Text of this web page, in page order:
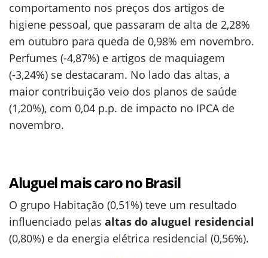
comportamento nos preços dos artigos de
higiene pessoal, que passaram de alta de 2,28%
em outubro para queda de 0,98% em novembro.
Perfumes (-4,87%) e artigos de maquiagem
(-3,24%) se destacaram. No lado das altas, a
maior contribuição veio dos planos de saúde
(1,20%), com 0,04 p.p. de impacto no IPCA de
novembro.
Aluguel mais caro no Brasil
O grupo Habitação (0,51%) teve um resultado
influenciado pelas altas do aluguel residencial
(0,80%) e da energia elétrica residencial (0,56%).